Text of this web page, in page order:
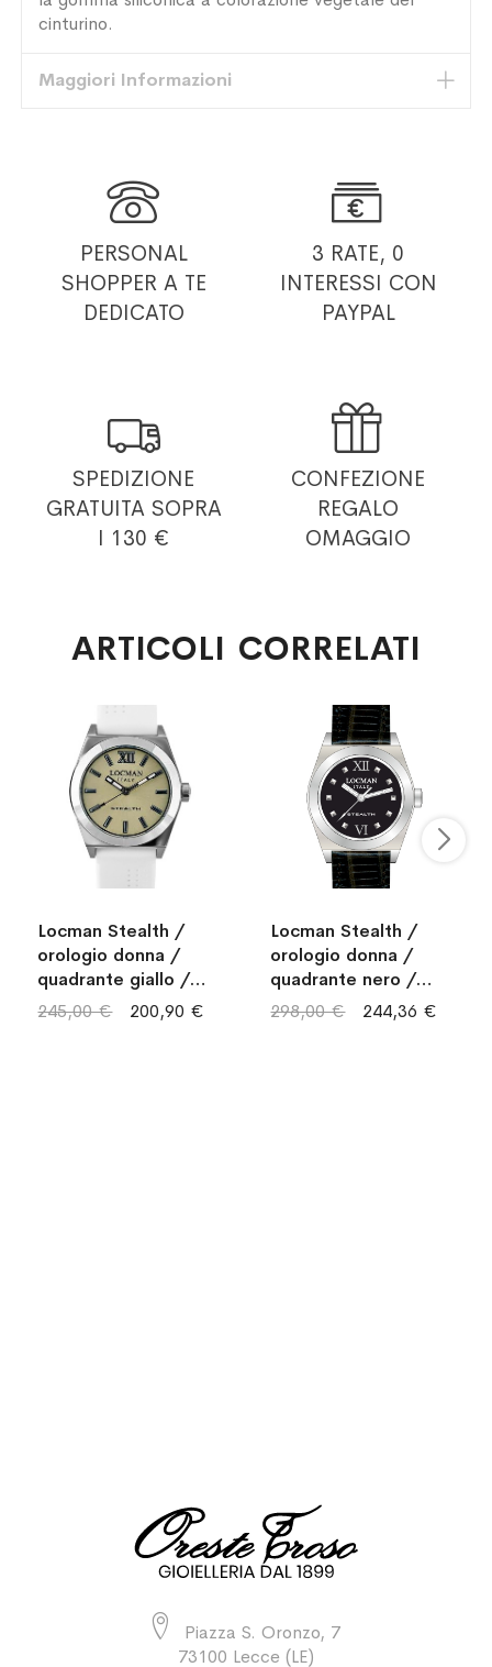
cinturino.
Maggiori Informazioni

PERSONAL
SHOPPER A TE
DEDICATO

3 RATE, 0
INTERESSI CON
PAYPAL

SPEDIZIONE
GRATUITA SOPRA
I 130 €

CONFEZIONE
REGALO
OMAGGIO
ARTICOLI CORRELATI
Locman Stealth /
orologio donna /
quadrante giallo /
cassa acciaio e
titanio / cinturino
200,90 €
245,00 €
Locman Stealth /
orologio donna /
quadrante nero /
cassa acciaio e
titanio / cinturino
244,36 €
298,00 €
Piazza S. Oronzo, 7
73100 Lecce (LE)